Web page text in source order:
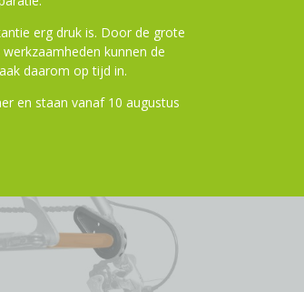
erg druk is. Door de grote
kunnen de
daarom op tijd in.
en staan vanaf 10 augustus